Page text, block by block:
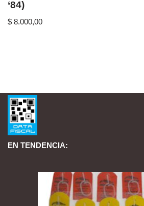
‘84)
$ 8.000,00
EN TENDENCIA: